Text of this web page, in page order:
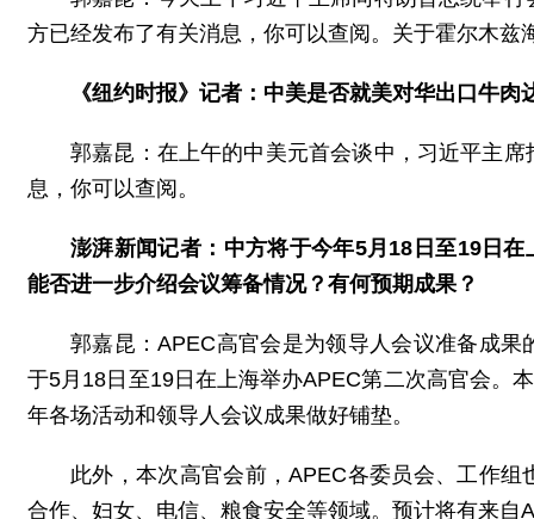
方已经发布了有关消息，你可以查阅。关于霍尔木
《纽约时报》记者：中美是否就美对华出口牛肉
郭嘉昆：在上午的中美元首会谈中，习近平主
息，你可以查阅。
澎湃新闻记者：中方将于今年5月18日至19日
能否进一步介绍会议筹备情况？有何预期成果？
郭嘉昆：APEC高官会是为领导人会议准备成
于5月18日至19日在上海举办APEC第二次高官会。
年各场活动和领导人会议成果做好铺垫。
此外，本次高官会前，APEC各委员会、工作
合作、妇女、电信、粮食安全等领域。预计将有来